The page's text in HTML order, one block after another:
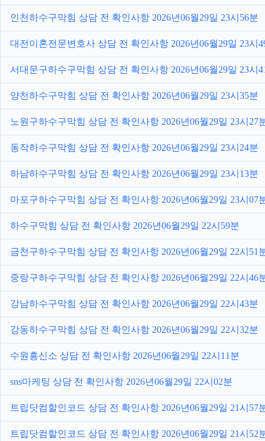
인천하수구막힘 상담 전 확인사항 2026년06월29일 23시56분
대전이혼전문변호사 상담 전 확인사항 2026년06월29일 23시
서대문구하수구막힘 상담 전 확인사항 2026년06월29일 23시
양천하수구막힘 상담 전 확인사항 2026년06월29일 23시35분
노원구하수구막힘 상담 전 확인사항 2026년06월29일 23시27
동작하수구막힘 상담 전 확인사항 2026년06월29일 23시24분
하남하수구막힘 상담 전 확인사항 2026년06월29일 23시13분
마포구하수구막힘 상담 전 확인사항 2026년06월29일 23시07
하수구막힘 상담 전 확인사항 2026년06월29일 22시59분
금천구하수구막힘 상담 전 확인사항 2026년06월29일 22시51
중랑구하수구막힘 상담 전 확인사항 2026년06월29일 22시46
강남하수구막힘 상담 전 확인사항 2026년06월29일 22시43분
강동하수구막힘 상담 전 확인사항 2026년06월29일 22시32분
수원흥신소 상담 전 확인사항 2026년06월29일 22시11분
sns마케팅 상담 전 확인사항 2026년06월29일 22시02분
트립닷컴할인코드 상담 전 확인사항 2026년06월29일 21시57
트립닷컴할인코드 상담 전 확인사항 2026년06월29일 21시52